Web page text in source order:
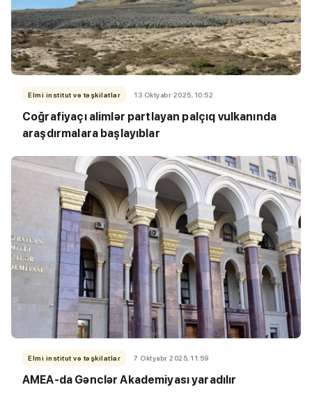
Elmi institut və təşkilatlar 13 Oktyabr 2025, 10:52
Coğrafiyaçı alimlər partlayan palçıq vulkanında
araşdırmalara başlayıblar
Elmi institut və təşkilatlar 7 Oktyabr 2025, 11:59
AMEA-da Gənclər Akademiyası yaradılır